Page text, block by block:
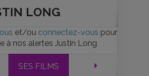
LONG
et/ou connectez-vous pour
à nos alertes Justin Long
SES FILMS